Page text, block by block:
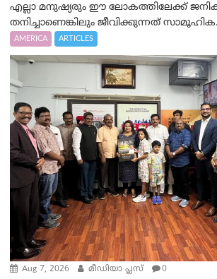
എല്ലാ മനുഷ്യരും ഈ ലോകത്തിലേക്ക്
തനിച്ചാണെങ്കിലും ജീവിക്കുന്നത്
AMERICA ARTICLES
Aug 7, 2026 മീഡിയാ പ്ലസ് 0